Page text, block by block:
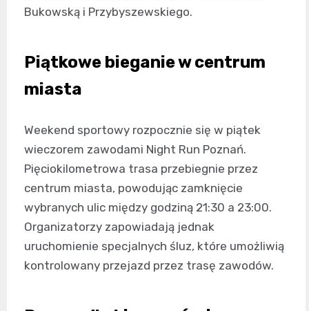
Bukowską i Przybyszewskiego.
Piątkowe bieganie w centrum
miasta
Weekend sportowy rozpocznie się w piątek
wieczorem zawodami Night Run Poznań.
Pięciokilometrowa trasa przebiegnie przez
centrum miasta, powodując zamknięcie
wybranych ulic między godziną 21:30 a 23:00.
Organizatorzy zapowiadają jednak
uruchomienie specjalnych śluz, które umożliwią
kontrolowany przejazd przez trasę zawodów.